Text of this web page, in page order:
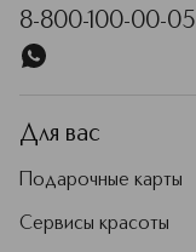
8-800-100-00-05
Для вас
Подарочные карты
Сервисы красоты